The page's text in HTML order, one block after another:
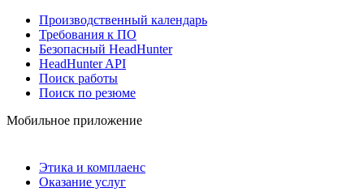
Производственный календарь
Требования к ПО
Безопасный HeadHunter
HeadHunter API
Поиск работы
Поиск по резюме
Мобильное приложение
Этика и комплаенс
Оказание услуг